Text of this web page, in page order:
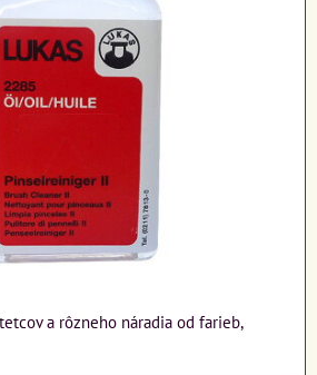
a rôzneho náradia od farieb,